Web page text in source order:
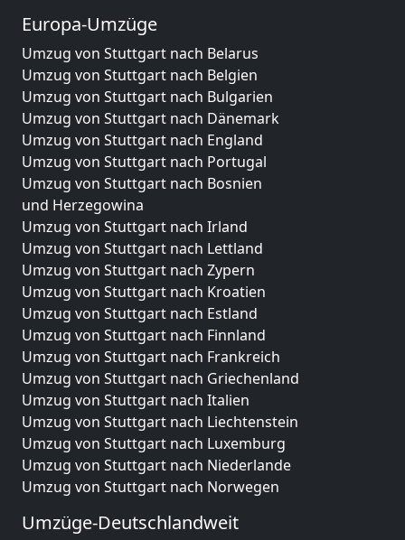
Europa-Umzüge
Umzug von Stuttgart nach Belarus
Umzug von Stuttgart nach Belgien
Umzug von Stuttgart nach Bulgarien
Umzug von Stuttgart nach Dänemark
Umzug von Stuttgart nach England
Umzug von Stuttgart nach Portugal
Umzug von Stuttgart nach Bosnien
und Herzegowina
Umzug von Stuttgart nach Irland
Umzug von Stuttgart nach Lettland
Umzug von Stuttgart nach Zypern
Umzug von Stuttgart nach Kroatien
Umzug von Stuttgart nach Estland
Umzug von Stuttgart nach Finnland
Umzug von Stuttgart nach Frankreich
Umzug von Stuttgart nach Griechenland
Umzug von Stuttgart nach Italien
Umzug von Stuttgart nach Liechtenstein
Umzug von Stuttgart nach Luxemburg
Umzug von Stuttgart nach Niederlande
Umzug von Stuttgart nach Norwegen
Umzüge-Deutschlandweit